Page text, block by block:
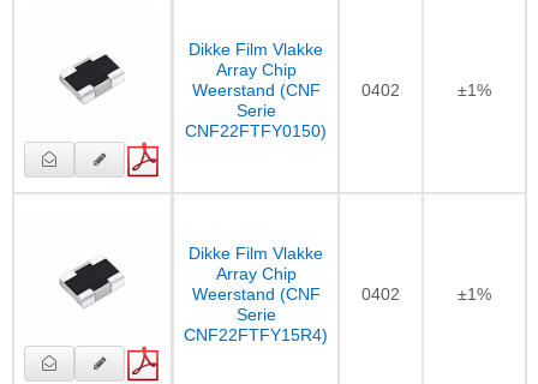
Dikke Film Vlakke
Array Chip
Weerstand (CNF
Serie
CNF22FTFY0150)
0402 ±1%
Dikke Film Vlakke
Array Chip
Weerstand (CNF
Serie
CNF22FTFY15R4)
0402 ±1%